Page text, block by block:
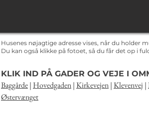
Husenes nøjagtige adresse vises, når du holder
Du kan også klikke på fotoet, så du får det op i
KLIK IND PÅ GADER OG VEJE I
Baggårde| Hovedgaden|Kirkevejen|Klevenvej |
Østervænget